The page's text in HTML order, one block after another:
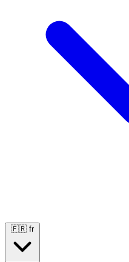
🇫🇷 fr